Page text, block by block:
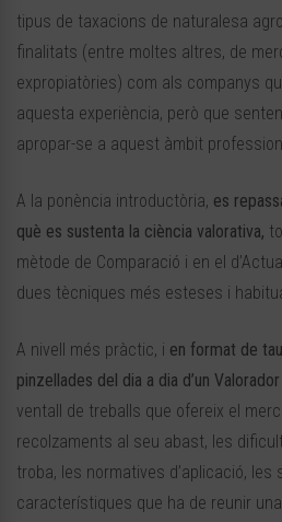
tipus de taxacions de naturalesa
finalitats (entre moltes altres, de
expropiatòries) com als companys
aquesta experiència, però que
apropar-se a aquest àmbit
A la ponència introductòria, es
què es sustenta la ciència valorativa,
mètode de Comparació i en el
dues tècniques més esteses i
A nivell més pràctic, i en format de
pinzellades del dia a dia d’un
ventall de treballs que ofereix el
recolzaments al seu abast, les
troba, les normatives d’aplicació,
característiques que ha de reunir